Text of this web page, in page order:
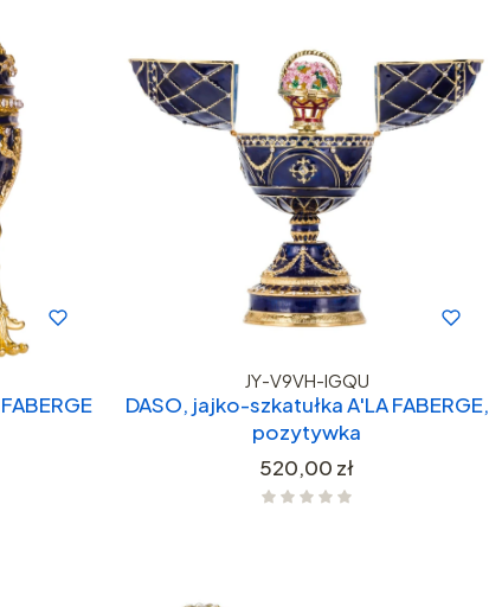
JY-V9VH-IGQU
DASO, jajko-szkatułka A'LA FABERGE,
pozytywka
Cena
520,00 zł